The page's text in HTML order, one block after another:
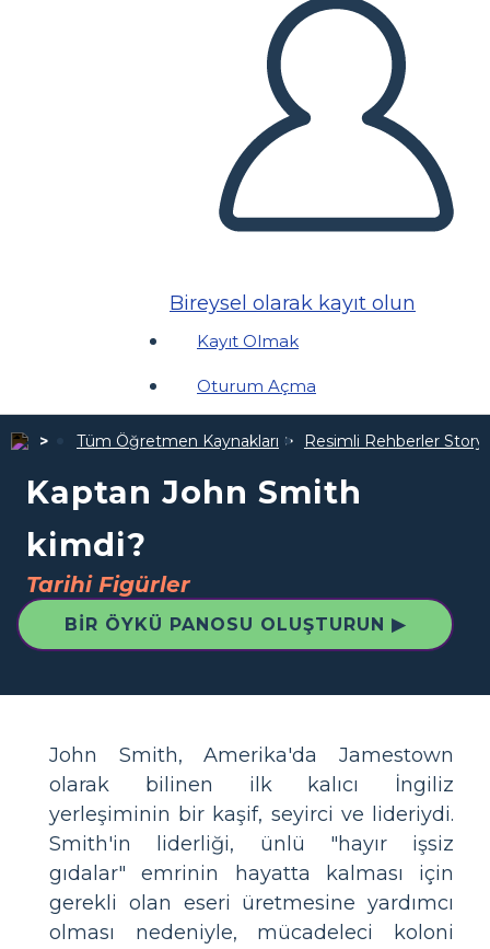
Bireysel olarak kayıt olun
Kayıt Olmak
Oturum Açma
Tüm Öğretmen Kaynakları Resimli Rehberler
Kaptan John Smith
kimdi?
Tarihi Figürler
BIR ÖYKÜ PANOSU OLUŞTURUN ▶
John Smith, Amerika'da Jamestown
olarak bilinen ilk kalıcı İngiliz
yerleşiminin bir kaşif, seyirci ve lideriydi.
Smith'in liderliği, ünlü "hayır işsiz
gıdalar" emrinin hayatta kalması için
gerekli olan eseri üretmesine yardımcı
olması nedeniyle, mücadeleci koloni